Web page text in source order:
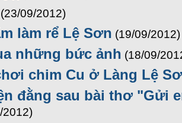
(23/09/2012)
làm rể Lệ Sơn (19/09/2012)
những bức ảnh (18/09/
chim Cu ở Làng Lệ
đằng sau bài thơ "Gửi
2012)